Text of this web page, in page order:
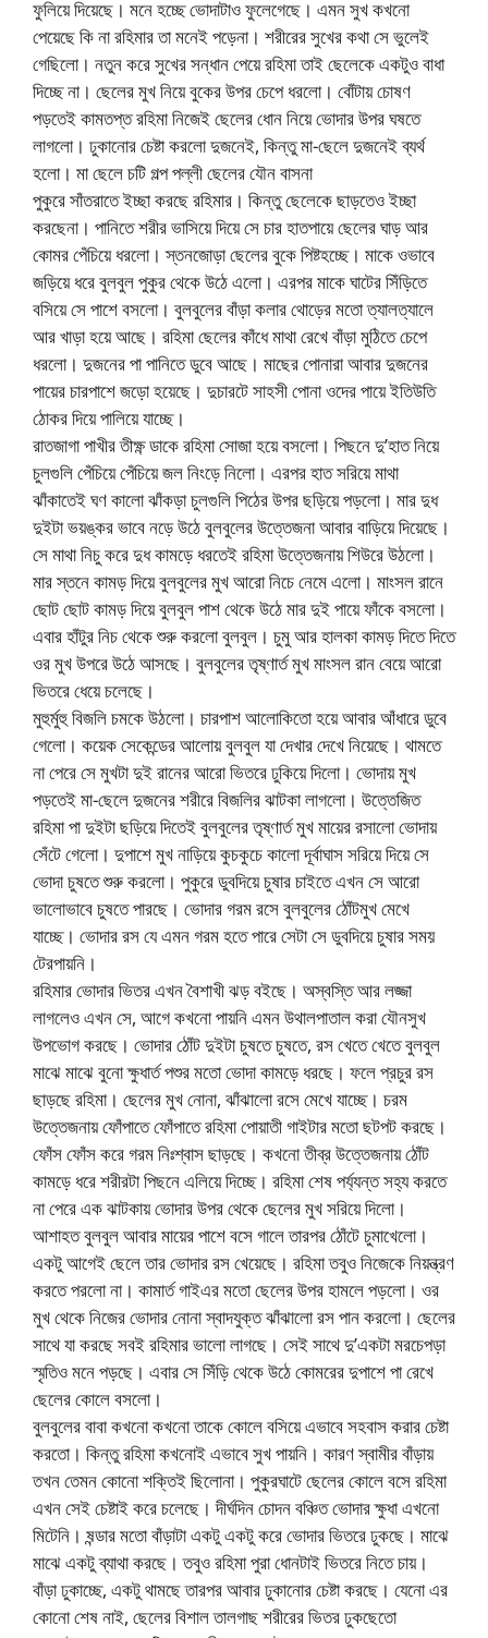
ফুলিয়ে দিয়েছে। মনে হচ্ছে ভোদাটাও ফুলেগেছে। এমন সুখ কখনো
পেয়েছে কি না রহিমার তা মনেই পড়েনা। শরীরের সুখের কথা সে ভুলেই
গেছিলো। নতুন করে সুখের সন্ধান পেয়ে রহিমা তাই ছেলেকে একটুও বাধা
দিচ্ছে না। ছেলের মুখ নিয়ে বুকের উপর চেপে ধরলো। বোঁটায় চোষণ
পড়তেই কামতপ্ত রহিমা নিজেই ছেলের ধোন নিয়ে ভোদার উপর ঘষতে
লাগলো। ঢুকানোর চেষ্টা করলো দুজনেই, কিন্তু মা-ছেলে দুজনেই ব্যর্থ
হলো। মা ছেলে চটি গল্প পল্লী ছেলের যৌন বাসনা
পুকুরে সাঁতরাতে ইচ্ছা করছে রহিমার। কিন্তু ছেলেকে ছাড়তেও ইচ্ছা
করছেনা। পানিতে শরীর ভাসিয়ে দিয়ে সে চার হাতপায়ে ছেলের ঘাড় আর
কোমর পেঁচিয়ে ধরলো। স্তনজোড়া ছেলের বুকে পিষ্টহচ্ছে। মাকে ওভাবে
জড়িয়ে ধরে বুলবুল পুকুর থেকে উঠে এলো। এরপর মাকে ঘাটের সিঁড়িতে
বসিয়ে সে পাশে বসলো। বুলবুলের বাঁড়া কলার থোড়ের মতো ত্যালত্যালে
আর খাড়া হয়ে আছে। রহিমা ছেলের কাঁধে মাথা রেখে বাঁড়া মুঠিতে চেপে
ধরলো। দুজনের পা পানিতে ডুবে আছে। মাছের পোনারা আবার দুজনের
পায়ের চারপাশে জড়ো হয়েছে। দুচারটে সাহসী পোনা ওদের পায়ে ইতিউতি
ঠোকর দিয়ে পালিয়ে যাচ্ছে।
রাতজাগা পাখীর তীক্ষ্ণ ডাকে রহিমা সোজা হয়ে বসলো। পিছনে দু’হাত নিয়ে
চুলগুলি পেঁচিয়ে পেঁচিয়ে জল নিংড়ে নিলো। এরপর হাত সরিয়ে মাথা
ঝাঁকাতেই ঘণ কালো ঝাঁকড়া চুলগুলি পিঠের উপর ছড়িয়ে পড়লো। মার দুধ
দুইটা ভয়ঙ্কর ভাবে নড়ে উঠে বুলবুলের উত্তেজনা আবার বাড়িয়ে দিয়েছে।
সে মাথা নিচু করে দুধ কামড়ে ধরতেই রহিমা উত্তেজনায় শিউরে উঠলো।
মার স্তনে কামড় দিয়ে বুলবুলের মুখ আরো নিচে নেমে এলো। মাংসল রানে
ছোট ছোট কামড় দিয়ে বুলবুল পাশ থেকে উঠে মার দুই পায়ে ফাঁকে বসলো।
এবার হাঁটুর নিচ থেকে শুরু করলো বুলবুল। চুমু আর হালকা কামড় দিতে দিতে
ওর মুখ উপরে উঠে আসছে। বুলবুলের তৃষ্ণার্ত মুখ মাংসল রান বেয়ে আরো
ভিতরে ধেয়ে চলেছে।
মুহুর্মুহু বিজলি চমকে উঠলো। চারপাশ আলোকিতো হয়ে আবার আঁধারে ডুবে
গেলো। কয়েক সেকেন্ডের আলোয় বুলবুল যা দেখার দেখে নিয়েছে। থামতে
না পেরে সে মুখটা দুই রানের আরো ভিতরে ঢুকিয়ে দিলো। ভোদায় মুখ
পড়তেই মা-ছেলে দুজনের শরীরে বিজলির ঝাটকা লাগলো। উত্তেজিত
রহিমা পা দুইটা ছড়িয়ে দিতেই বুলবুলের তৃষ্ণার্ত মুখ মায়ের রসালো ভোদায়
সেঁটে গেলো। দুপাশে মুখ নাড়িয়ে কুচকুচে কালো দূর্বাঘাস সরিয়ে দিয়ে সে
ভোদা চুষতে শুরু করলো। পুকুরে ডুবদিয়ে চুষার চাইতে এখন সে আরো
ভালোভাবে চুষতে পারছে। ভোদার গরম রসে বুলবুলের ঠোঁটমুখ মেখে
যাচ্ছে। ভোদার রস যে এমন গরম হতে পারে সেটা সে ডুবদিয়ে চুষার সময়
টেরপায়নি।
রহিমার ভোদার ভিতর এখন বৈশাখী ঝড় বইছে। অস্বস্তি আর লজ্জা
লাগলেও এখন সে, আগে কখনো পায়নি এমন উথালপাতাল করা যৌনসুখ
উপভোগ করছে। ভোদার ঠোঁট দুইটা চুষতে চুষতে, রস খেতে খেতে বুলবুল
মাঝে মাঝে বুনো ক্ষুধার্ত পশুর মতো ভোদা কামড়ে ধরছে। ফলে প্রচুর রস
ছাড়ছে রহিমা। ছেলের মুখ নোনা, ঝাঁঝালো রসে মেখে যাচ্ছে। চরম
উত্তেজনায় ফোঁপাতে ফোঁপাতে রহিমা পোয়াতী গাইটার মতো ছটপট করছে।
ফোঁস ফোঁস করে গরম নিঃশ্বাস ছাড়ছে। কখনো তীব্র উত্তেজনায় ঠোঁট
কামড়ে ধরে শরীরটা পিছনে এলিয়ে দিচ্ছে। রহিমা শেষ পর্য্যন্ত সহ্য করতে
না পেরে এক ঝাটকায় ভোদার উপর থেকে ছেলের মুখ সরিয়ে দিলো।
আশাহত বুলবুল আবার মায়ের পাশে বসে গালে তারপর ঠোঁটে চুমাখেলো।
একটু আগেই ছেলে তার ভোদার রস খেয়েছে। রহিমা তবুও নিজেকে নিয়ন্ত্রণ
করতে পরলো না। কামার্ত গাইএর মতো ছেলের উপর হামলে পড়লো। ওর
মুখ থেকে নিজের ভোদার নোনা স্বাদযুক্ত ঝাঁঝালো রস পান করলো। ছেলের
সাথে যা করছে সবই রহিমার ভালো লাগছে। সেই সাথে দু’একটা মরচেপড়া
স্মৃতিও মনে পড়ছে। এবার সে সিঁড়ি থেকে উঠে কোমরের দুপাশে পা রেখে
ছেলের কোলে বসলো।
বুলবুলের বাবা কখনো কখনো তাকে কোলে বসিয়ে এভাবে সহবাস করার চেষ্টা
করতো। কিন্তু রহিমা কখনোই এভাবে সুখ পায়নি। কারণ স্বামীর বাঁড়ায়
তখন তেমন কোনো শক্তিই ছিলোনা। পুকুরঘাটে ছেলের কোলে বসে রহিমা
এখন সেই চেষ্টাই করে চলেছে। দীর্ঘদিন চোদন বঞ্চিত ভোদার ক্ষুধা এখনো
মিটেনি। ষন্ডার মতো বাঁড়াটা একটু একটু করে ভোদার ভিতরে ঢুকছে। মাঝে
মাঝে একটু ব্যাথা করছে। তবুও রহিমা পুরা ধোনটাই ভিতরে নিতে চায়।
বাঁড়া ঢুকাচ্ছে, একটু থামছে তারপর আবার ঢুকানোর চেষ্টা করছে। যেনো এর
কোনো শেষ নাই, ছেলের বিশাল তালগাছ শরীরের ভিতর ঢুকছেতো